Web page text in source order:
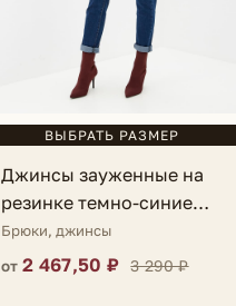
ВЫБРАТЬ РАЗМЕР
Джинсы зауженные на
резинке темно-синие
Biella
Брюки, джинсы
от 2 467,50 ₽ 3 290 ₽